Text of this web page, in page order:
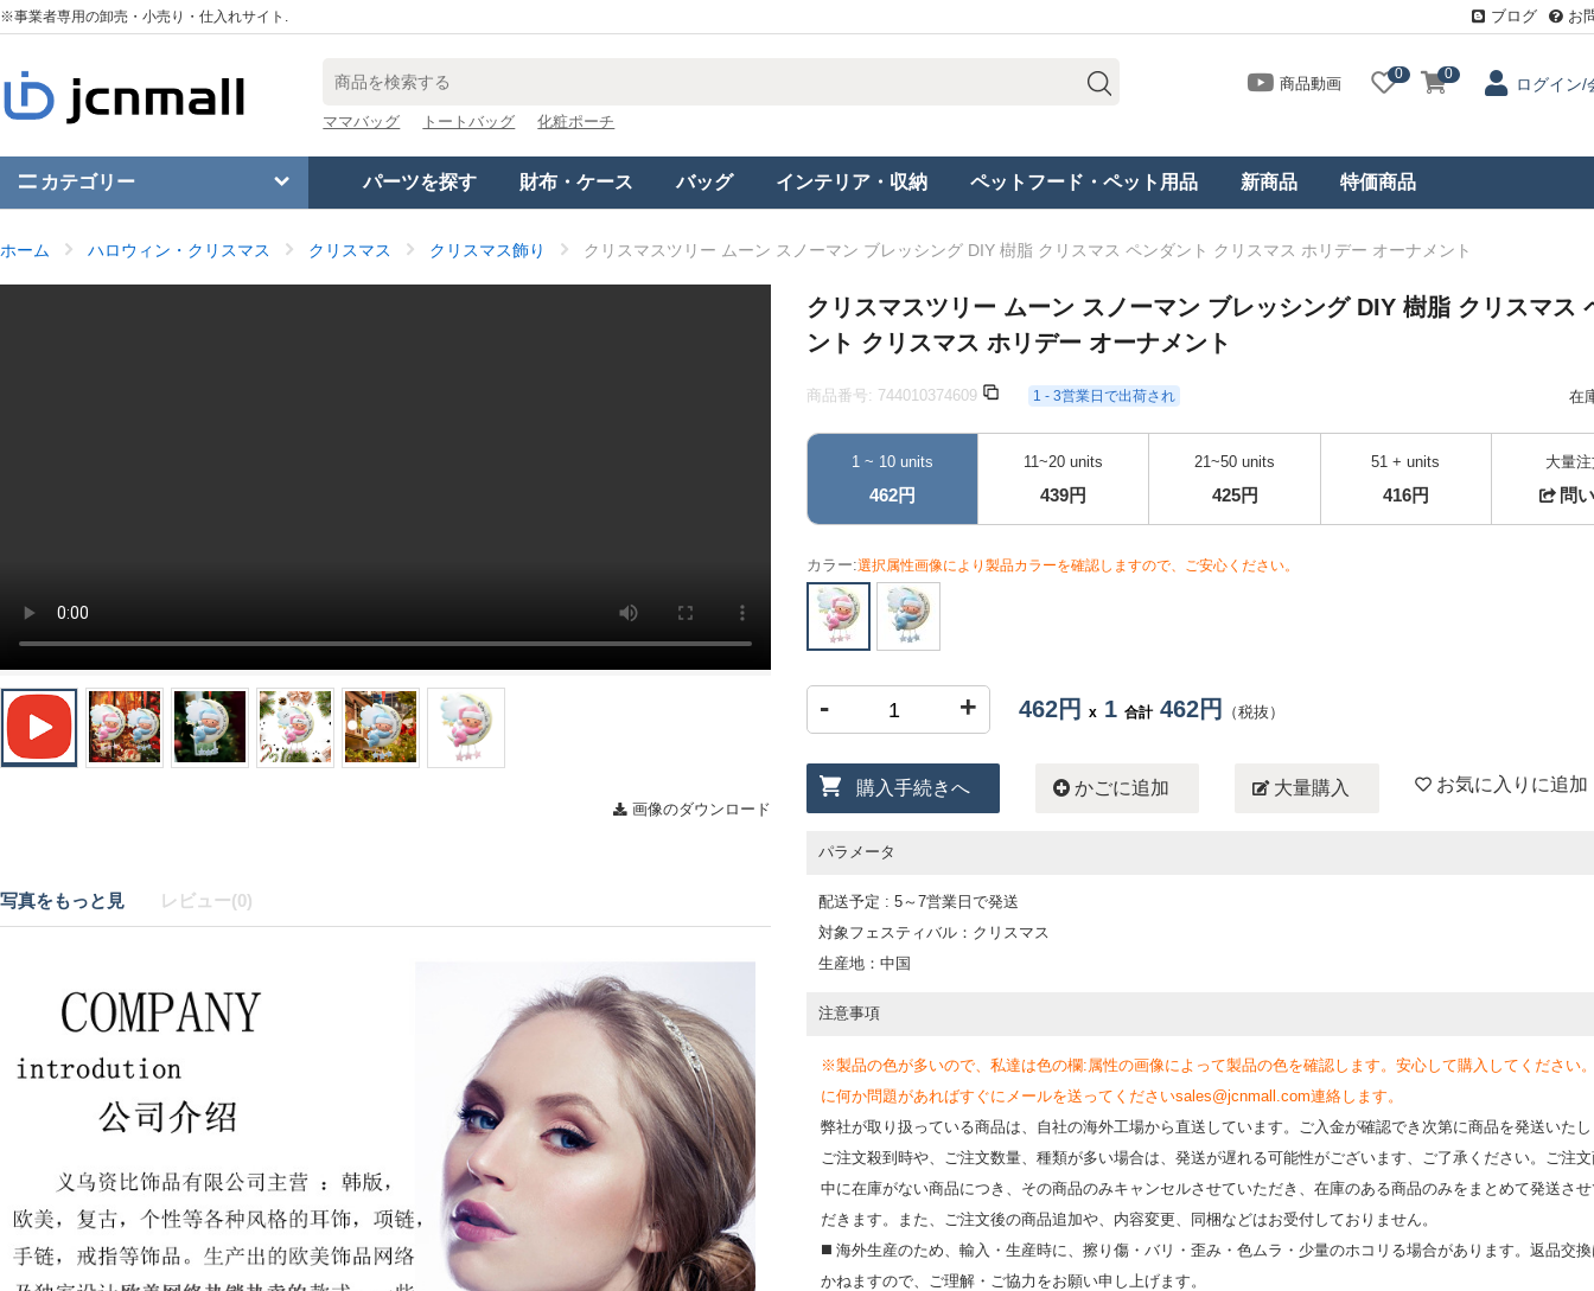
※事業者専用の卸売・小売り・仕入れサイト. ブログ お
ママバッグ トートバッグ 化粧ポーチ
商品動画
0 0
ログイン/
カテゴリー パーツを探す 財布・ケース バッグ インテリア・収納 ペットフード・ペット用品 新商品 特価商品
ホーム ハロウィン・クリスマス クリスマス クリスマス飾り クリスマスツリー ムーン スノーマン ブレッシング DIY 樹脂 クリスマス ペンダント クリスマス ホリデー オーナメント
画像のダウンロード
写真をもっと見 レビュー(0)
クリスマスツリー ムーン スノーマン ブレッシング DIY 樹脂 クリスマス
ント クリスマス ホリデー オーナメント
商品番号: 744010374609 1 - 3営業日で出荷され 在
1 ~ 10 units
462円
11~20 units
439円
21~50 units
425円
51 + units
416円
大量
問
カラー:選択属性画像により製品カラーを確認しますので、ご安心ください。
- + 462円 x 1 合計462円 （税抜）
購入手続きへ かごに追加 大量購入 お気に入りに追加
パラメータ
配送予定 : 5～7営業日で発送
対象フェスティバル：クリスマス
生産地：中国
注意事項
※製品の色が多いので、私達は色の欄:属性の画像によって製品の色を確認します。安心して購入してください
に何か問題があればすぐにメールを送ってくださいsales@jcnmall.com連絡します。
弊社が取り扱っている商品は、自社の海外工場から直送しています。ご入金が確認でき次第に商品を発送いた
ご注文殺到時や、ご注文数量、種類が多い場合は、発送が遅れる可能性がございます、ご了承ください。ご注
中に在庫がない商品につき、その商品のみキャンセルさせていただき、在庫のある商品のみをまとめて発送さ
だきます。また、ご注文後の商品追加や、内容変更、同梱などはお受付しておりません。
◼️ 海外⽣産のため、輸⼊・⽣産時に、擦り傷・バリ・歪み・色ムラ・少量のホコリる場合があります。返品交
かねますので、ご理解・ご協⼒をお願い申し上げます。